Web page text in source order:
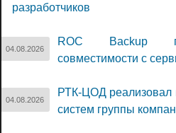
разработчиков
04.08.2026
ROC Backup
совместимости с
04.08.2026
РТК-ЦОД
систем группы